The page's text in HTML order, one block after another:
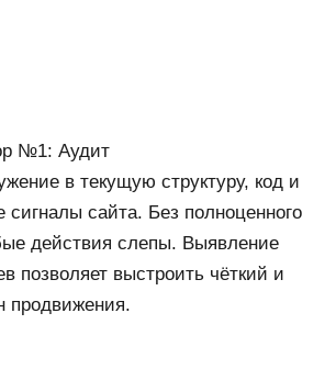
№1: Аудит
в текущую структуру, код и
сигналы сайта. Без полноценного
действия слепы. Выявление
позволяет выстроить чёткий и
продвижения.